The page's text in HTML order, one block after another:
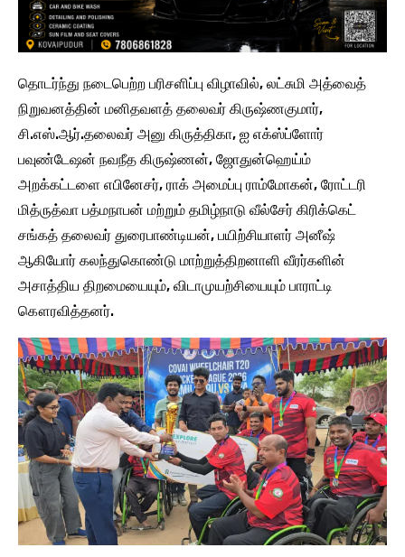
தொடர்ந்து நடைபெற்ற பரிசளிப்பு விழாவில், லட்சுமி அத்வைத்
நிறுவனத்தின் மனிதவளத் தலைவர் கிருஷ்ணகுமார்,
சி.எஸ்.ஆர்.தலைவர் அனு கிருத்திகா, ஐ எக்ஸ்ப்ளோர்
பவுண்டேஷன் நவநீத கிருஷ்ணன், ஜோதுன்ஹெய்ம்
அறக்கட்டளை எபினேசர், ராக் அமைப்பு ராம்மோகன், ரோட்டரி
மித்ருத்வா பத்மநாபன் மற்றும் தமிழ்நாடு வீல்சேர் கிரிக்கெட்
சங்கத் தலைவர் துரைபாண்டியன், பயிற்சியாளர் அனீஷ்
ஆகியோர் கலந்துகொண்டு மாற்றுத்திறனாளி வீரர்களின்
அசாத்திய திறமையையும், விடாமுயற்சியையும் பாராட்டி
கௌரவித்தனர்.